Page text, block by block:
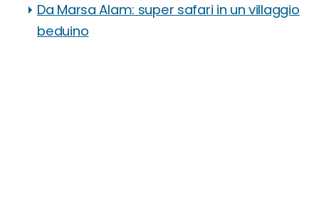
Da Marsa Alam: super safari in un villaggio
beduino